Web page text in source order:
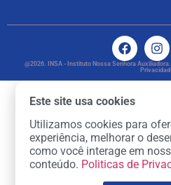
@2026. INSA - Instituto Nossa Senhora
Este site usa cookies
Utilizamos cookies para
experiência, melhorar o
como você interage em
conteúdo. Politicas de